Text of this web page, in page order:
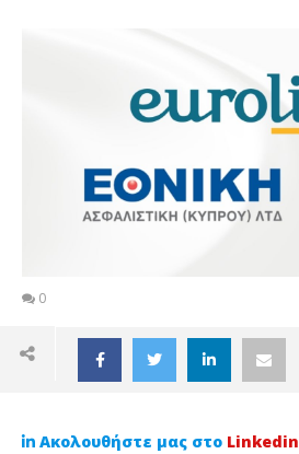
0
Ακολουθήστε μας στο Linkedin